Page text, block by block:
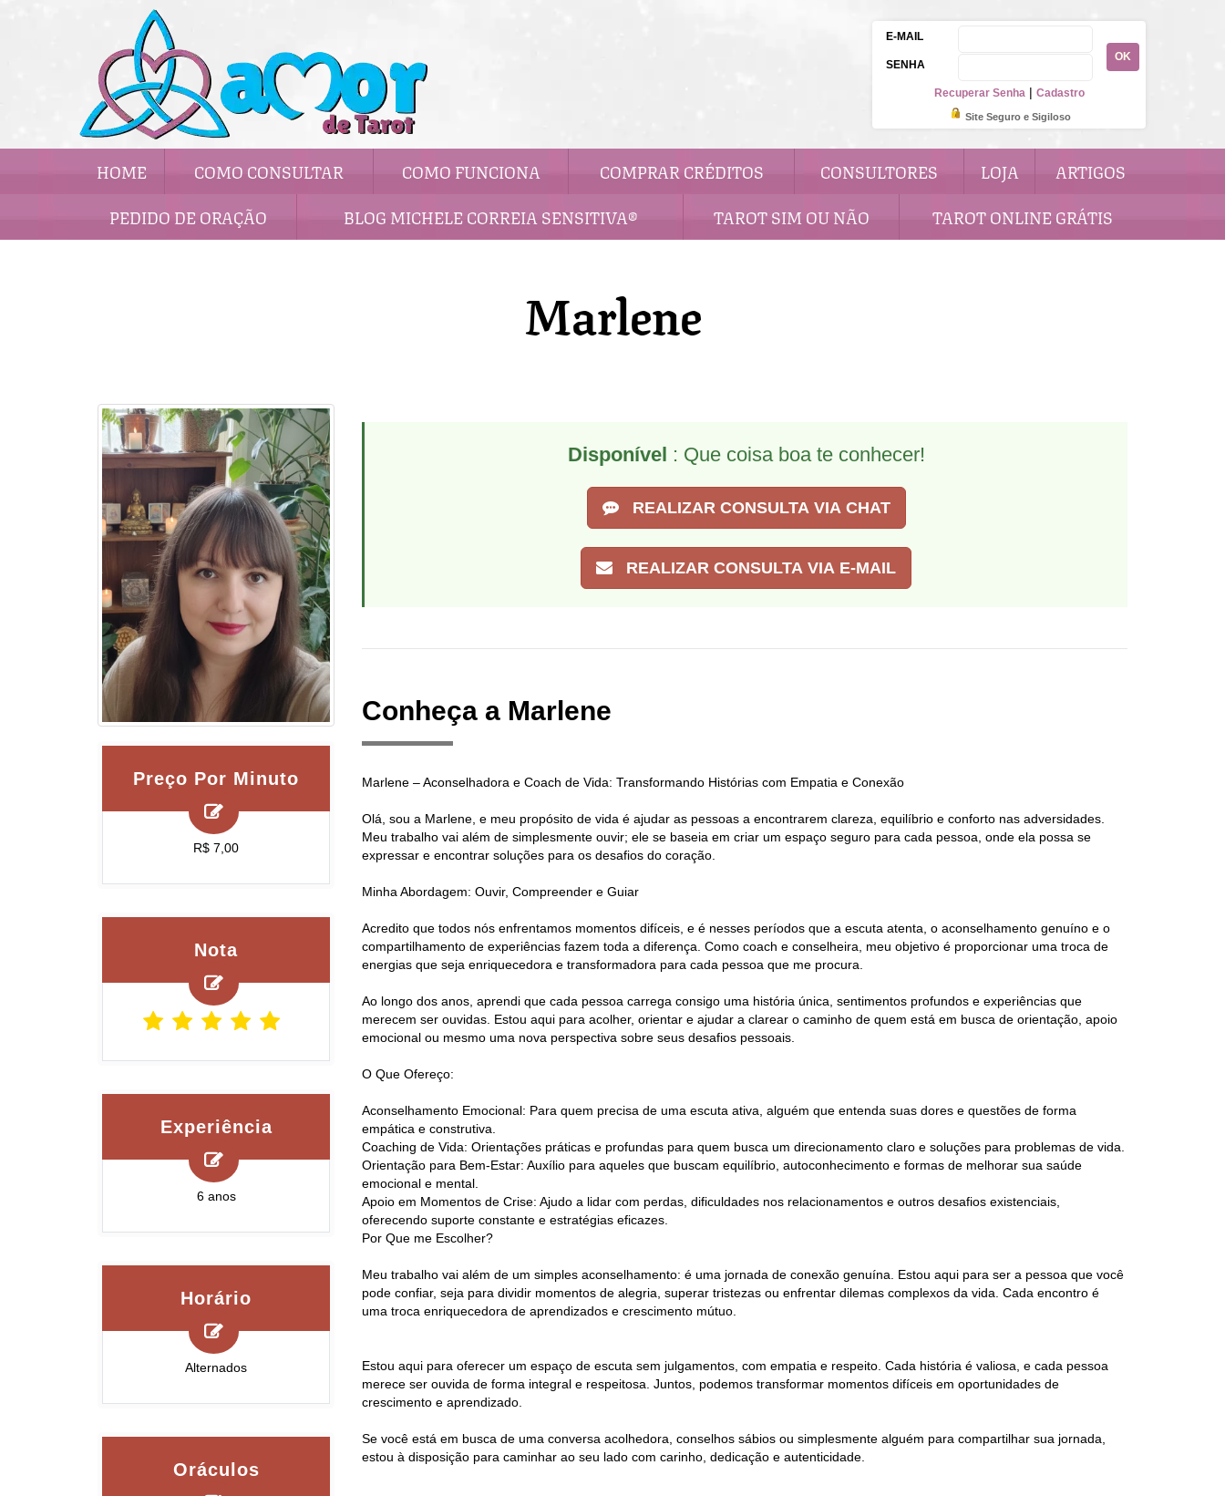
E-MAIL
SENHA
OK
Recuperar Senha | Cadastro
Site Seguro e Sigiloso
HOME COMO CONSULTAR COMO FUNCIONA COMPRAR CRÉDITOS CONSULTORES LOJA
ARTIGOS
PEDIDO DE ORAÇÃO
BLOG MICHELE CORREIA SENSITIVA® TAROT SIM OU NÃO TAROT ONLINE GRÁTIS
Marlene
Preço Por Minuto
R$ 7,00
Nota
Experiência
6 anos
Horário
Alternados
Oráculos
Disponível : Que coisa boa te conhecer!
REALIZAR CONSULTA VIA CHAT
REALIZAR CONSULTA VIA E-MAIL
Conheça a Marlene
Marlene – Aconselhadora e Coach de Vida: Transformando Histórias com Empatia e Conexão
Olá, sou a Marlene, e meu propósito de vida é ajudar as pessoas a encontrarem clareza, equilíbrio e conforto nas adversidades.
Meu trabalho vai além de simplesmente ouvir; ele se baseia em criar um espaço seguro para cada pessoa, onde ela possa se
expressar e encontrar soluções para os desafios do coração.
Minha Abordagem: Ouvir, Compreender e Guiar
Acredito que todos nós enfrentamos momentos difíceis, e é nesses períodos que a escuta atenta, o aconselhamento genuíno e o
compartilhamento de experiências fazem toda a diferença. Como coach e conselheira, meu objetivo é proporcionar uma troca de
energias que seja enriquecedora e transformadora para cada pessoa que me procura.
Ao longo dos anos, aprendi que cada pessoa carrega consigo uma história única, sentimentos profundos e experiências que
merecem ser ouvidas. Estou aqui para acolher, orientar e ajudar a clarear o caminho de quem está em busca de orientação, apoio
emocional ou mesmo uma nova perspectiva sobre seus desafios pessoais.
O Que Ofereço:
Aconselhamento Emocional: Para quem precisa de uma escuta ativa, alguém que entenda suas dores e questões de forma
empática e construtiva.
Coaching de Vida: Orientações práticas e profundas para quem busca um direcionamento claro e soluções para problemas de vida.
Orientação para Bem-Estar: Auxílio para aqueles que buscam equilíbrio, autoconhecimento e formas de melhorar sua saúde
emocional e mental.
Apoio em Momentos de Crise: Ajudo a lidar com perdas, dificuldades nos relacionamentos e outros desafios existenciais,
oferecendo suporte constante e estratégias eficazes.
Por Que me Escolher?
Meu trabalho vai além de um simples aconselhamento: é uma jornada de conexão genuína. Estou aqui para ser a pessoa que você
pode confiar, seja para dividir momentos de alegria, superar tristezas ou enfrentar dilemas complexos da vida. Cada encontro é
uma troca enriquecedora de aprendizados e crescimento mútuo.
Estou aqui para oferecer um espaço de escuta sem julgamentos, com empatia e respeito. Cada história é valiosa, e cada pessoa
merece ser ouvida de forma integral e respeitosa. Juntos, podemos transformar momentos difíceis em oportunidades de
crescimento e aprendizado.
Se você está em busca de uma conversa acolhedora, conselhos sábios ou simplesmente alguém para compartilhar sua jornada,
estou à disposição para caminhar ao seu lado com carinho, dedicação e autenticidade.